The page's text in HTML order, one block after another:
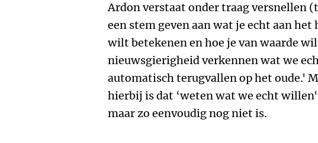
Ardon verstaat onder traag versnellen
een stem geven aan wat je echt aan het
wilt betekenen en hoe je van waarde
nieuwsgierigheid verkennen wat we
automatisch terugvallen op het oude.'
hierbij is dat ‘weten wat we echt
maar zo eenvoudig nog niet is.